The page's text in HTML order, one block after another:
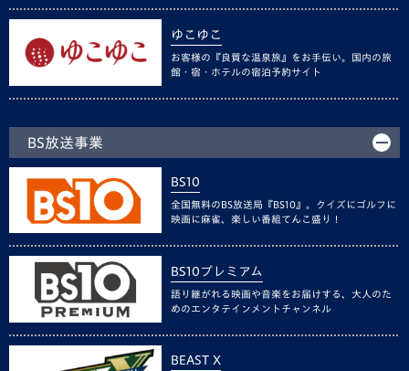
ゆこゆこ
お客様の『良質な温泉旅』をお手伝い。国内の旅
館・宿・ホテルの宿泊予約サイト
BS放送事業
BS10
全国無料のBS放送局『BS10』。クイズにゴルフに
映画に麻雀、楽しい番組てんこ盛り！
BS10プレミアム
語り継がれる映画や音楽をお届けする、大人のた
めのエンタテインメントチャンネル
BEAST X